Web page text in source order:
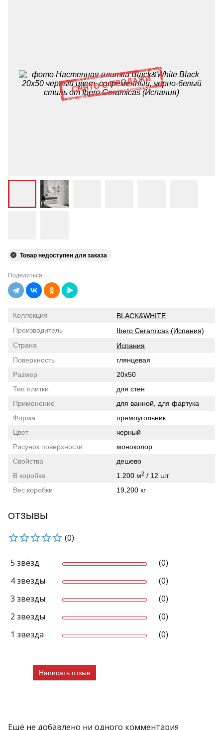
Товар недоступен для заказа
Поделиться
Коллекция
BLACK&WHITE
Производитель
Ibero Ceramicas (Испания)
Страна
Испания
Поверхность
глянцевая
Размер
20x50
Тип плитки
для стен
Применение
для ванной, для фартука
Форма
прямоугольник
Цвет
черный
Рисунок поверхности
моноколор
Свойства
дешево
В коробке
1.200 м2 / 12 шт
Вес коробки
19,200 кг
ОТЗЫВЫ
(0)
5 звёзд
(0)
4 звезды
(0)
3 звезды
(0)
2 звезды
(0)
1 звезда
(0)
Написать отзыв
Ещё не добавлено ни одного комментария